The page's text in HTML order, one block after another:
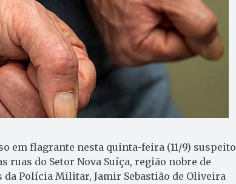
em flagrante nesta quinta-feira (11/9) suspeito
do Setor Nova Suíça, região nobre de
da Polícia Militar, Jamir Sebastião de Oliveira